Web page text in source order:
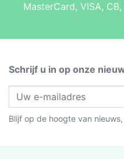
MasterCard, VISA,
Schrijf u in op onze
Blijf op de hoogte van